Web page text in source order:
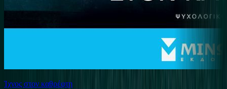
Ίχνος στον καθρέφτη